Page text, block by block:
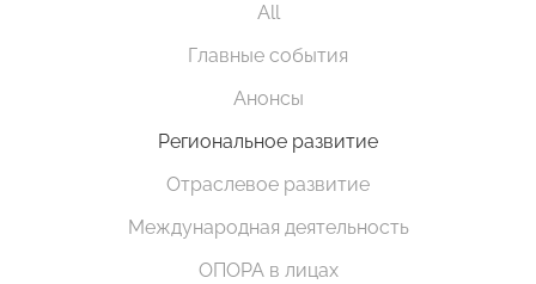
All
Главные события
Анонсы
Региональное развитие
Отраслевое развитие
Международная деятельность
ОПОРА в лицах